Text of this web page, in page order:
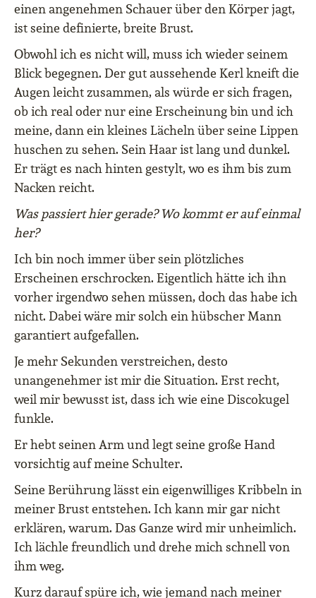
einen angenehmen Schauer über den Körper jagt,
ist seine definierte, breite Brust.
Obwohl ich es nicht will, muss ich wieder seinem
Blick begegnen. Der gut aussehende Kerl kneift die
Augen leicht zusammen, als würde er sich fragen,
ob ich real oder nur eine Erscheinung bin und ich
meine, dann ein kleines Lächeln über seine Lippen
huschen zu sehen. Sein Haar ist lang und dunkel.
Er trägt es nach hinten gestylt, wo es ihm bis zum
Nacken reicht.
Was passiert hier gerade? Wo kommt er auf einmal
her?
Ich bin noch immer über sein plötzliches
Erscheinen erschrocken. Eigentlich hätte ich ihn
vorher irgendwo sehen müssen, doch das habe ich
nicht. Dabei wäre mir solch ein hübscher Mann
garantiert aufgefallen.
Je mehr Sekunden verstreichen, desto
unangenehmer ist mir die Situation. Erst recht,
weil mir bewusst ist, dass ich wie eine Discokugel
funkle.
Er hebt seinen Arm und legt seine große Hand
vorsichtig auf meine Schulter.
Seine Berührung lässt ein eigenwilliges Kribbeln in
meiner Brust entstehen. Ich kann mir gar nicht
erklären, warum. Das Ganze wird mir unheimlich.
Ich lächle freundlich und drehe mich schnell von
ihm weg.
Kurz darauf spüre ich, wie jemand nach meiner